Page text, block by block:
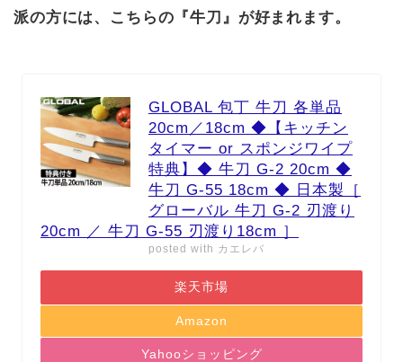
派の方には、こちらの『牛刀』が好まれます。
GLOBAL 包丁 牛刀 各単品
20cm／18cm ◆【キッチン
タイマー or スポンジワイプ
特典】◆ 牛刀 G-2 20cm ◆
牛刀 G-55 18cm ◆ 日本製［
グローバル 牛刀 G-2 刃渡り
20cm ／ 牛刀 G-55 刃渡り18cm ］
posted with カエレバ
楽天市場
Amazon
Yahooショッピング